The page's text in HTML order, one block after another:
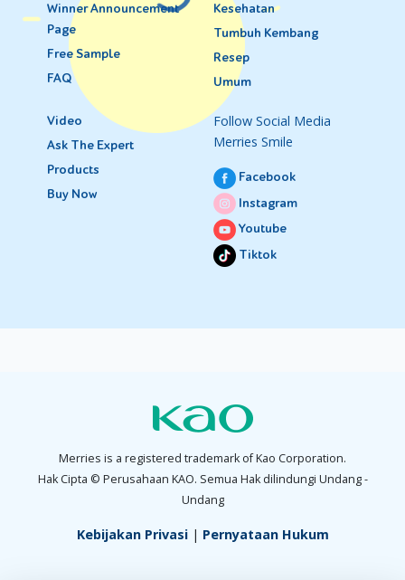
Winner Announcement
Page
Free Sample
FAQ
Kesehatan
Tumbuh Kembang
Resep
Umum
Video
Ask The Expert
Products
Buy Now
Follow Social Media
Merries Smile
Facebook
Instagram
Youtube
Tiktok
Merries is a registered trademark of Kao Corporation.
Hak Cipta © Perusahaan KAO. Semua Hak dilindungi Undang -
Undang
Kebijakan Privasi| Pernyataan Hukum